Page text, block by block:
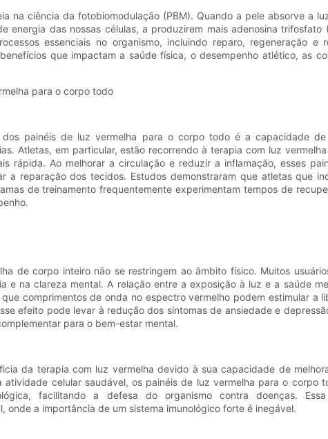
na ciência da fotobiomodulação (PBM). Quando a pele absorve a
energia das nossas células, a produzirem mais adenosina trifosfato
essenciais no organismo, incluindo reparo, regeneração e
que impactam a saúde física, o desempenho atlético, as
para o corpo todo
dos painéis de luz vermelha para o corpo todo é a capacidade
Atletas, em particular, estão recorrendo à terapia com luz
rápida. Ao melhorar a circulação e reduzir a inflamação, esses
a reparação dos tecidos. Estudos demonstraram que atletas que
de treinamento frequentemente experimentam tempos de
de corpo inteiro não se restringem ao âmbito físico. Muitos
e na clareza mental. A relação entre a exposição à luz e a saúde
comprimentos de onda no espectro vermelho podem estimular a
efeito pode levar à redução dos sintomas de ansiedade e
para o bem-estar mental.
da terapia com luz vermelha devido à sua capacidade de
atividade celular saudável, os painéis de luz vermelha para o corpo
facilitando a defesa do organismo contra doenças.
onde a importância de um sistema imunológico forte é inegável.